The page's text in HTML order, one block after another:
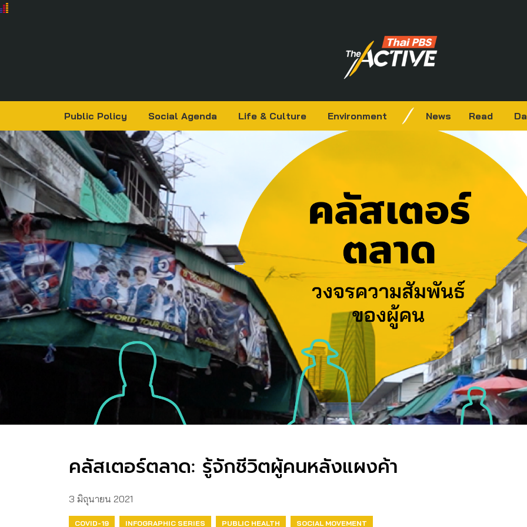
Public Policy Social Agenda Life & Culture Environment News Read
คลัสเตอร์ตลาด: รู้จักชีวิตผู้คนหลังแผงค้า
3 มิถุนายน 2021
COVID-19 INFOGRAPHIC SERIES PUBLIC HEALTH SOCIAL MOVEMENT